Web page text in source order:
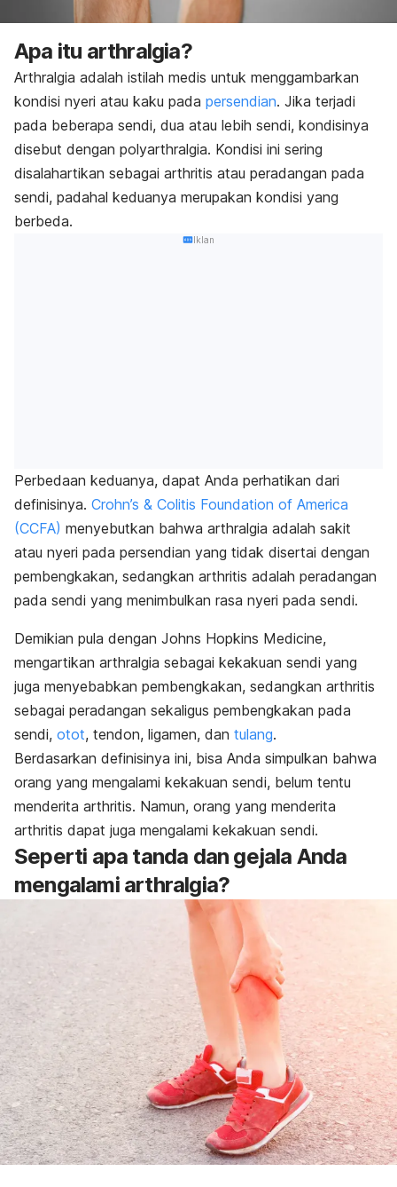
Apa itu arthralgia?
Arthralgia adalah istilah medis untuk menggambarkan
kondisi nyeri atau kaku pada persendian. Jika terjadi
pada beberapa sendi, dua atau lebih sendi, kondisinya
disebut dengan polyarthralgia. Kondisi ini sering
disalahartikan sebagai arthritis atau peradangan pada
sendi, padahal keduanya merupakan kondisi yang
berbeda.
Iklan
Perbedaan keduanya, dapat Anda perhatikan dari
definisinya. Crohn’s & Colitis Foundation of America
(CCFA) menyebutkan bahwa arthralgia adalah sakit
atau nyeri pada persendian yang tidak disertai dengan
pembengkakan, sedangkan arthritis adalah peradangan
pada sendi yang menimbulkan rasa nyeri pada sendi.
Demikian pula dengan Johns Hopkins Medicine,
mengartikan arthralgia sebagai kekakuan sendi yang
juga menyebabkan pembengkakan, sedangkan arthritis
sebagai peradangan sekaligus pembengkakan pada
sendi, otot, tendon, ligamen, dan tulang.
Berdasarkan definisinya ini, bisa Anda simpulkan bahwa
orang yang mengalami kekakuan sendi, belum tentu
menderita arthritis. Namun, orang yang menderita
arthritis dapat juga mengalami kekakuan sendi.
Seperti apa tanda dan gejala Anda
mengalami arthralgia?